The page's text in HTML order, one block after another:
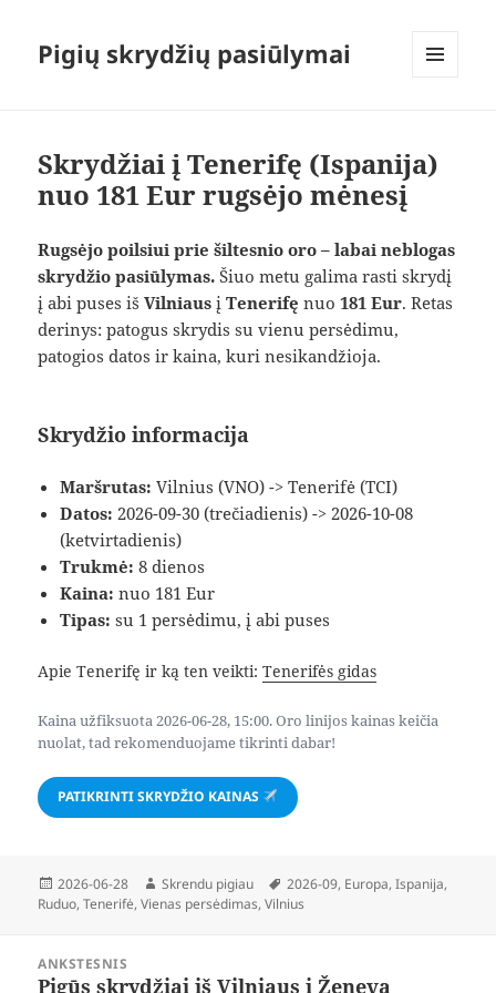
Pigių skrydžių pasiūlymai
Skrydžiai į Tenerifę (Ispanija)
nuo 181 Eur rugsėjo mėnesį
Rugsėjo poilsiui prie šiltesnio oro – labai neblogas
skrydžio pasiūlymas. Šiuo metu galima rasti skrydį
į abi puses išVilniaus įTenerifę nuo181 Eur. Retas
derinys: patogus skrydis su vienu persėdimu,
patogios datos ir kaina, kuri nesikandžioja.
Skrydžio informacija
Maršrutas: Vilnius (VNO) -> Tenerifė (TCI)
Datos: 2026-09-30 (trečiadienis) -> 2026-10-08
(ketvirtadienis)
Trukmė: 8 dienos
Kaina: nuo 181 Eur
Tipas: su 1 persėdimu, į abi puses
Apie Tenerifę ir ką ten veikti:Tenerifės gidas
Kaina užfiksuota 2026-06-28, 15:00. Oro linijos kainas keičia
nuolat, tad rekomenduojame tikrinti dabar!
PATIKRINTI SKRYDŽIO KAINAS
Paskelbta
2026-06-28 Autorius
Skrendu pigiau Žymos
2026-09, Europa,Ispanija,
Ruduo,Tenerifė,Vienas persėdimas,Vilnius
ANKSTESNIS
Ankstesnis
Pigūs skrydžiai iš Vilniaus į Ženevą